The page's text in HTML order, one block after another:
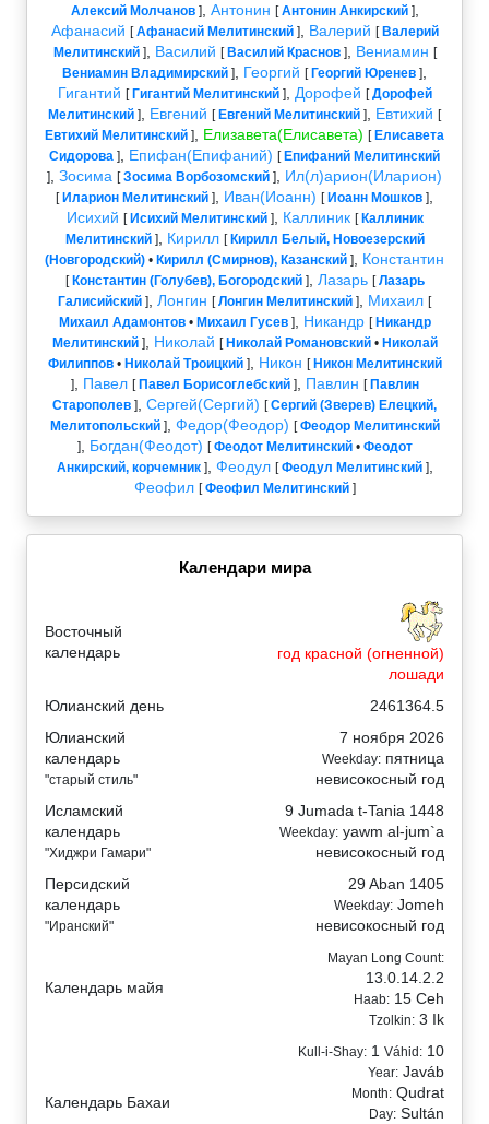
Алексий Молчанов], Антонин [Антонин Анкирский],
Афанасий [Афанасий Мелитинский], Валерий [ Валерий
Мелитинский], Василий [ Василий Краснов], Вениамин [
Вениамин Владимирский ], Георгий [ Георгий Юренев ],
Гигантий [ Гигантий Мелитинский], Дорофей [Дорофей
Мелитинский ], Евгений [ Евгений Мелитинский ], Евтихий [
Евтихий Мелитинский ], Елизавета(Елисавета) [ Елисавета
Сидорова ], Епифан(Епифаний) [ Епифаний Мелитинский
], Зосима [Зосима Ворбозомский ], Ил(л)арион(Иларион)
[ Иларион Мелитинский ], Иван(Иоанн) [ Иоанн Мошков ],
Исихий [ Исихий Мелитинский], Каллиник [ Каллиник
Мелитинский], Кирилл [ Кирилл Белый, Новоезерский
(Новгородский) • Кирилл (Смирнов), Казанский ], Константин
[ Константин (Голубев), Богородский], Лазарь [Лазарь
Галисийский ], Лонгин [Лонгин Мелитинский ], Михаил [
Михаил Адамонтов• Михаил Гусев], Никандр [ Никандр
Мелитинский], Николай [ Николай Романовский• Николай
Филиппов• Николай Троицкий], Никон [ Никон Мелитинский
], Павел [ Павел Борисоглебский], Павлин [ Павлин
Старополев ], Сергей(Сергий) [Сергий (Зверев) Елецкий,
Мелитопольский], Федор(Феодор) [Феодор Мелитинский
], Богдан(Феодот) [Феодот Мелитинский• Феодот
Анкирский, корчемник], Феодул [Феодул Мелитинский],
Феофил [Феофил Мелитинский]
Календари мира
Восточный
календарь
год красной (огненной)
лошади
Юлианский день
2461364.5
Юлианский
календарь
"старый стиль"
7 ноября 2026
Weekday: пятница
невисокосный год
Исламский
календарь
"Хиджри Гамари"
9 Jumada t-Tania 1448
Weekday: yawm al-jum`a
невисокосный год
Персидский
календарь
"Иранский"
29 Aban 1405
Weekday: Jomeh
невисокосный год
Календарь майя
Mayan Long Count:
13.0.14.2.2
Haab: 15 Ceh
Tzolkin: 3 Ik
Календарь Бахаи
Kull-i-Shay: 1 Váhid: 10
Year: Javáb
Month: Qudrat
Day: Sultán